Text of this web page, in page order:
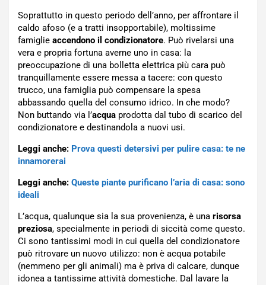
Soprattutto in questo periodo dell’anno, per affrontare il
caldo afoso (e a tratti insopportabile), moltissime
famiglie accendono il condizionatore. Può rivelarsi una
vera e propria fortuna averne uno in casa: la
preoccupazione di una bolletta elettrica più cara può
tranquillamente essere messa a tacere: con questo
trucco, una famiglia può compensare la spesa
abbassando quella del consumo idrico. In che modo?
Non buttando via l’acqua prodotta dal tubo di scarico del
condizionatore e destinandola a nuovi usi.
Leggi anche: Prova questi detersivi per pulire casa: te ne
innamorerai
Leggi anche: Queste piante purificano l’aria di casa: sono
ideali
L’acqua, qualunque sia la sua provenienza, è una risorsa
preziosa, specialmente in periodi di siccità come questo.
Ci sono tantissimi modi in cui quella del condizionatore
può ritrovare un nuovo utilizzo: non è acqua potabile
(nemmeno per gli animali) ma è priva di calcare, dunque
idonea a tantissime attività domestiche. Dal lavare la